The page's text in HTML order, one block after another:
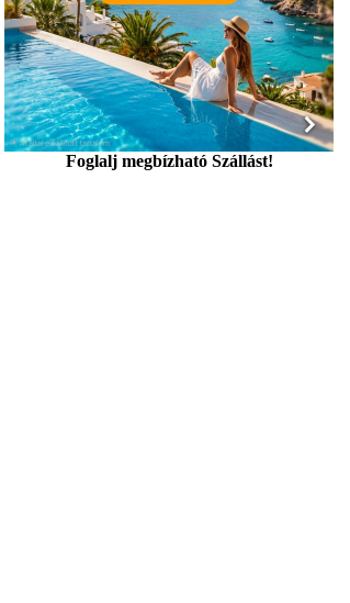
Foglalj megbízható Szállást!